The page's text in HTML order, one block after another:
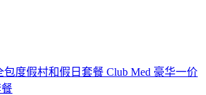
包度假村和假日套餐 Club Med 豪华一价